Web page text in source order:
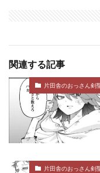
関連する記事
片田舎のおっさん剣
片田舎のおっさん剣